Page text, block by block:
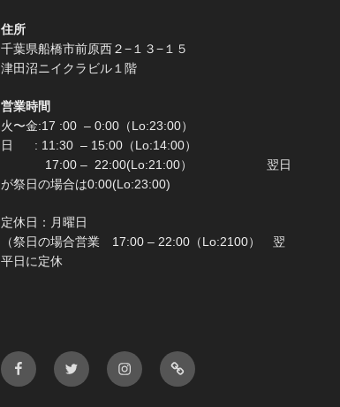
住所
千葉県船橋市前原西２−１３−１５
津田沼ニイクラビル１階
営業時間
火〜金:17 :00 – 0:00（Lo:23:00）
日 : 11:30 – 15:00（Lo:14:00）
17:00 – 22:00(Lo:21:00） 翌日
が祭日の場合は0:00(Lo:23:00)
定休日：月曜日
（祭日の場合営業 17:00 – 22:00（Lo:2100） 翌
平日に定休
FacebookTwitter Instagram
メ
ー